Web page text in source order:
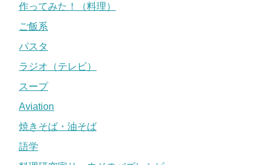
作ってみた！（料理）
ご飯系
パスタ
ラジオ（テレビ）
スープ
Aviation
焼きそば・油そば
語学